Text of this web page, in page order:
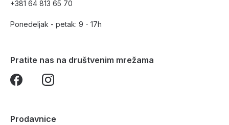
+381 64 813 65 70
Ponedeljak - petak: 9 - 17h
Pratite nas na društvenim mrežama
Prodavnice